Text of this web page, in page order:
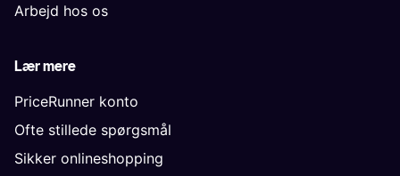
Arbejd hos os
Lær mere
PriceRunner konto
Ofte stillede spørgsmål
Sikker onlineshopping